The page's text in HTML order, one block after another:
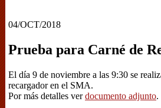
04/OCT/2018
Prueba para Carné de
El día 9 de noviembre a las 9:30 se
recargador en el SMA.
Por más detalles verdocumento adjunto.